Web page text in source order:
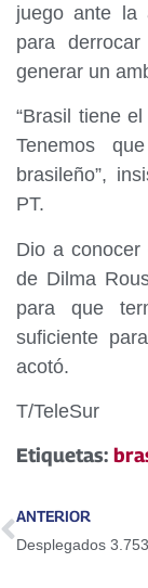
juego ante la
para
generar un
“Brasil tiene
Tenemos
brasileño”,
PT.
Dio a conocer
de Dilma
para que
suficiente
acotó.
T/TeleSur
Etiquetas:
ANTERIOR